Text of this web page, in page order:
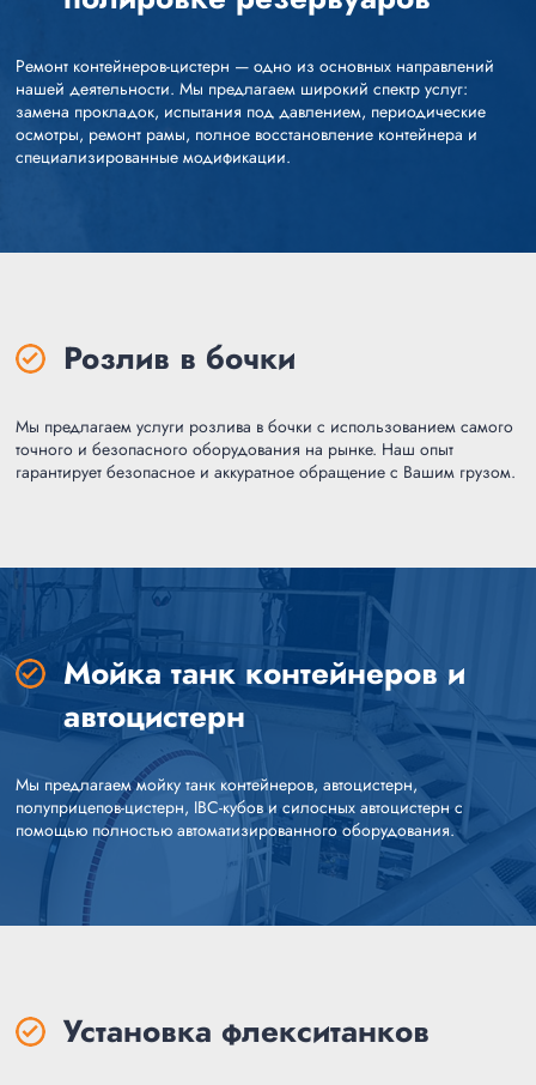
Ремонт контейнеров-цистерн — одно из основных направлений
нашей деятельности. Мы предлагаем широкий спектр услуг:
замена прокладок, испытания под давлением, периодические
осмотры, ремонт рамы, полное восстановление контейнера и
специализированные модификации.
Мойка танк контейнеров и
автоцистерн
Мы предлагаем мойку танк контейнеров, автоцистерн,
полуприцепов-цистерн, IBC-кубов и силосных автоцистерн с
помощью полностью автоматизированного оборудования.
Розлив в бочки
Мы предлагаем услуги розлива в бочки с использованием самого
точного и безопасного оборудования на рынке. Наш опыт
гарантирует безопасное и аккуратное обращение с Вашим грузом.
Установка флекситанков